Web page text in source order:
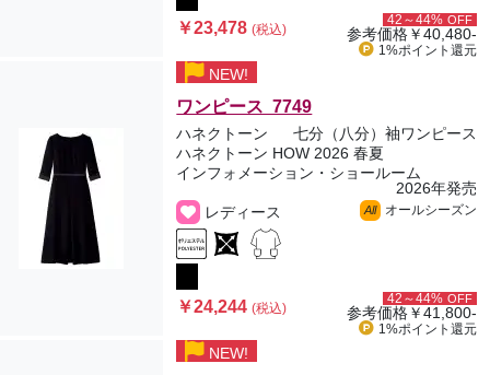
￥23,478(税込)
42～44% OFF
参考価格￥40,480-
1%ポイント 還元
NEW!
ワンピース 7749
ハネクトーン
七分（八分）袖ワンピース
ハネクトーン HOW 2026 春夏
インフォメーション・ショールーム
2026年発売
レディース
All オールシーズン
￥24,244(税込)
42～44% OFF
参考価格￥41,800-
1%ポイント 還元
NEW!